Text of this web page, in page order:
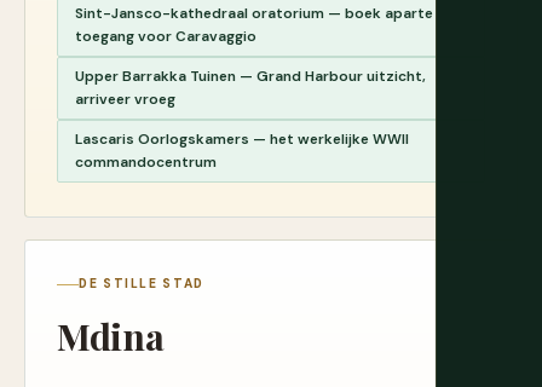
Sint-Jansco-kathedraal oratorium — boek aparte
toegang voor Caravaggio
Upper Barrakka Tuinen — Grand Harbour uitzicht,
arriveer vroeg
Lascaris Oorlogskamers — het werkelijke WWII
commandocentrum
DE STILLE STAD
Mdina